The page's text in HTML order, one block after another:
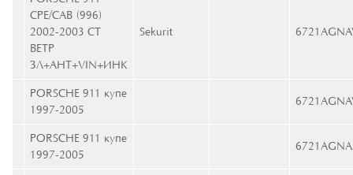
CPE/CAB (996)
2002-2003 СТ
ВЕТР
ЗЛ+АНТ+VIN+ИНК
Sekurit
PORSCHE 911 купе
1997-2005
PORSCHE 911 купе
1997-2005